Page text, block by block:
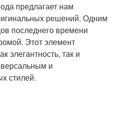
предлагает нам
решений. Одним
последнего времени
Этот элемент
элегантность, так и
и
стилей.